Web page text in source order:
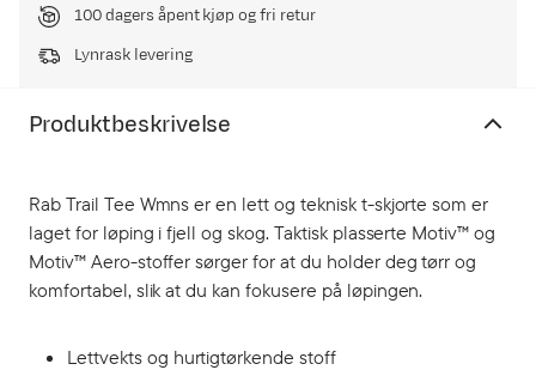
100 dagers åpent kjøp og fri retur
Lynrask levering
Produktbeskrivelse
Rab Trail Tee Wmns er en lett og teknisk t-skjorte som er
laget for løping i fjell og skog. Taktisk plasserte Motiv™ og
Motiv™ Aero-stoffer sørger for at du holder deg tørr og
komfortabel, slik at du kan fokusere på løpingen.
Lettvekts og hurtigtørkende stoff